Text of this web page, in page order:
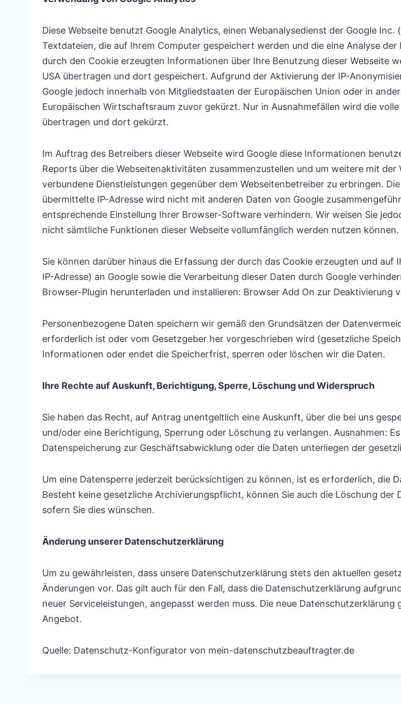
Diese Webseite benutzt Google Analytics, einen Webanalysedienst der Google Inc.
Textdateien, die auf Ihrem Computer gespeichert werden und die eine Analyse
durch den Cookie erzeugten Informationen über Ihre Benutzung dieser Webseite
USA übertragen und dort gespeichert. Aufgrund der Aktivierung der IP-
Google jedoch innerhalb von Mitgliedstaaten der Europäischen Union oder in
Europäischen Wirtschaftsraum zuvor gekürzt. Nur in Ausnahmefällen wird die
übertragen und dort gekürzt.
Im Auftrag des Betreibers dieser Webseite wird Google diese Informationen
Reports über die Webseitenaktivitäten zusammenzustellen und um weitere mit
verbundene Dienstleistungen gegenüber dem Webseitenbetreiber zu erbringen.
übermittelte IP-Adresse wird nicht mit anderen Daten von Google
entsprechende Einstellung Ihrer Browser-Software verhindern. Wir weisen Sie
nicht sämtliche Funktionen dieser Webseite vollumfänglich werden nutzen können.
Sie können darüber hinaus die Erfassung der durch das Cookie erzeugten und
IP-Adresse) an Google sowie die Verarbeitung dieser Daten durch Google
Browser-Plugin herunterladen und installieren: Browser Add On zur Deaktivierung
Personenbezogene Daten speichern wir gemäß den Grundsätzen der
erforderlich ist oder vom Gesetzgeber her vorgeschrieben wird (gesetzliche
Informationen oder endet die Speicherfrist, sperren oder löschen wir die Daten.
Ihre Rechte auf Auskunft, Berichtigung, Sperre, Löschung und Widerspruch
Sie haben das Recht, auf Antrag unentgeltlich eine Auskunft, über die bei uns
und/oder eine Berichtigung, Sperrung oder Löschung zu verlangen. Ausnahmen:
Datenspeicherung zur Geschäftsabwicklung oder die Daten unterliegen der
Um eine Datensperre jederzeit berücksichtigen zu können, ist es erforderlich, die
Besteht keine gesetzliche Archivierungspflicht, können Sie auch die Löschung
sofern Sie dies wünschen.
Änderung unserer Datenschutzerklärung
Um zu gewährleisten, dass unsere Datenschutzerklärung stets den aktuellen
Änderungen vor. Das gilt auch für den Fall, dass die Datenschutzerklärung
neuer Serviceleistungen, angepasst werden muss. Die neue
Angebot.
Quelle: Datenschutz-Konfigurator von mein-datenschutzbeauftragter.de